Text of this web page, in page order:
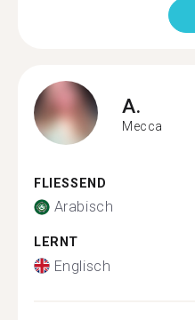
A.
Mecca
FLIESSEND
Arabisch
LERNT
Englisch